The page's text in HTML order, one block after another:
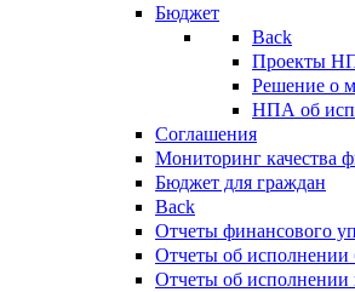
Бюджет
Back
Проекты
Решение о
НПА об
Соглашения
Мониторинг качества
Бюджет для граждан
Back
Отчеты финансового
Отчеты об исполнении
Отчеты об исполнении